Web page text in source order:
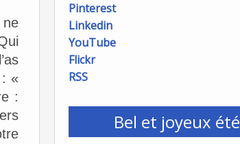
Pinterest
Linkedin
YouTube
Flickr
RSS
Bel et joyeux été
ne
: «
: